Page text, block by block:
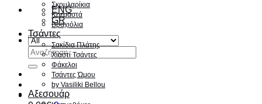
ENG
GR
Αναζήτηση
για:
Σκουλαρίκια
Κρεμαστά
Βραχιόλια
Τσάντες
Σακίδια Πλάτης
Χιαστί Τσάντες
Φάκελοι
Τσάντες Ώμου
by Vasiliki Bellou
Αξεσουάρ